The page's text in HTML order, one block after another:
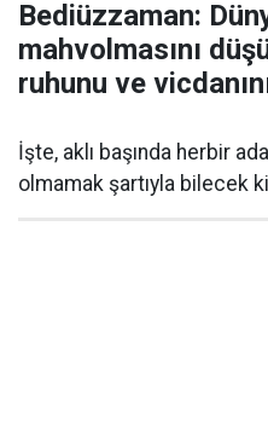
Bediüzzaman:
mahvolmasını
ruhunu ve
İşte, aklı başında herbir
olmamak şartıyla bilecek ki